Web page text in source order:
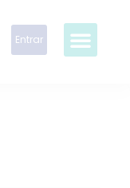
Entrar